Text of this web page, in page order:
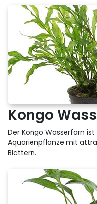
Kongo
Der Kongo Wasserfarn
Aquarienpflanze mit
Blättern.